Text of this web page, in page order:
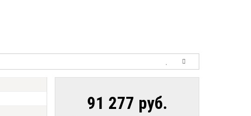
91 277 руб.